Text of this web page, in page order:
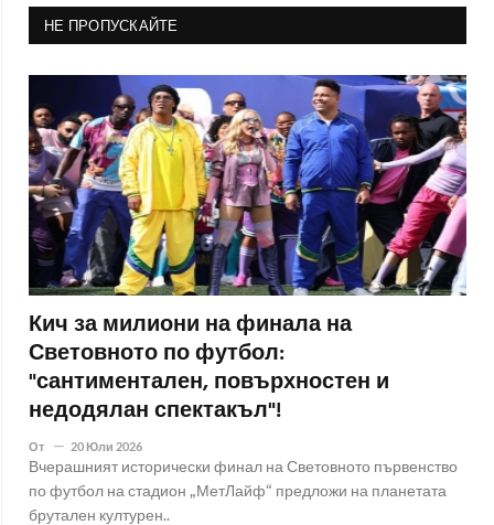
НЕ ПРОПУСКАЙТЕ
Кич за милиони на финала на
Световното по футбол:
"сантиментален, повърхностен и
недодялан спектакъл"!
От 20 Юли 2026
Вчерашният исторически финал на Световното първенство
по футбол на стадион „МетЛайф“ предложи на планетата
брутален културен..